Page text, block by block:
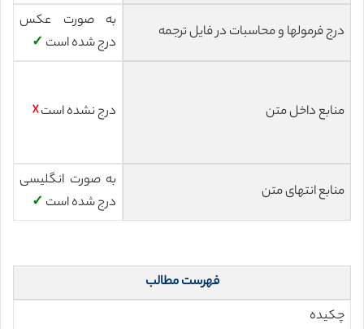
درج فرمولها و محاسبات در فایل ترجمه
به صورت عکس
درج شده است ✓
منابع داخل متن درج نشده است☓
منابع انتهای متن
به صورت انگلیسی
درج شده است ✓
فهرست مطالب
چکیده